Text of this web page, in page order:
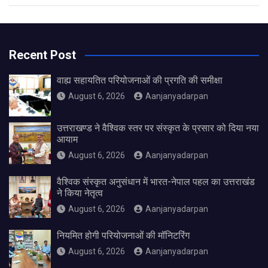
Recent Post
वाह्य सहायतित परियोजनाओं की प्रगति की समीक्षा
August 6, 2026 Aanjanyadarpan
उत्तराखण्ड ने वैश्विक स्तर पर संस्कृत के प्रसार को दिया नया
आयाम
August 6, 2026 Aanjanyadarpan
वैश्विक संस्कृत अनुसंधान में भारत-नेपाल पहल का उत्तराखंड
ने किया नेतृत्व
August 6, 2026 Aanjanyadarpan
नियमित होगी परियोजनाओं की मॉनिटरिंग
August 6, 2026 Aanjanyadarpan